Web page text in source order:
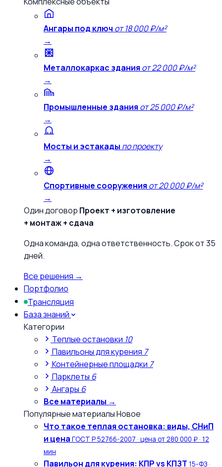
Ангары под ключ от 18 000 ₽/м²
→
Металлокаркас здания от 22 000 ₽/м²
→
Промышленные здания от 25 000 ₽/м²
→
Мосты и эстакады по проекту
→
Спортивные сооружения от 20 000 ₽/м²
→
Один договор Проект + изготовление
+ монтаж + сдача
Одна команда, одна ответственность. Срок от 35
дней.
Все решения →
Портфолио
Трансляция
База знаний
Категории
Теплые остановки 10
Павильоны для курения 7
Контейнерные площадки 7
Парклеты 6
Ангары 6
Все материалы →
Популярные материалыНовое
Что такое теплая остановка: виды, СНиП
и цена ГОСТ Р 52766-2007 · цена от 280 000 ₽ · 12
мин
Павильон для курения: КПР vs КПЗТ 15-ФЗ ·